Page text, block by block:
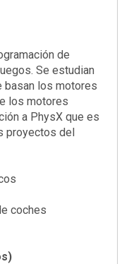
de
Se estudian
basan los motores
los motores
a PhysX que es
proyectos del
coches